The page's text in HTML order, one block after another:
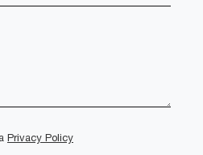
Privacy Policy